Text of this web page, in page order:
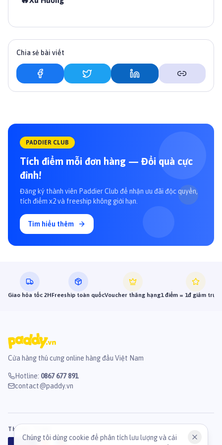
Chia sẻ bài viết
PADDIER CLUB
Tích điểm mỗi đơn hàng — Đổi quà cực
đỉnh!
Đăng ký thành viên Paddier Club để nhận ưu đãi độc quyền,
tích điểm x2 và freeship không giới hạn.
Tìm hiểu thêm
Giao hỏa tốc 2HFreeship toàn quốcVoucher thăng hạng1 điểm = 1đ giảm trực
Cửa hàng thú cưng online hàng đầu Việt Nam
Hotline: 0867 677 891
contact@paddy.vn
THANH TOÁN
B
Chúng tôi dùng cookie để phân tích lưu lượng và cải